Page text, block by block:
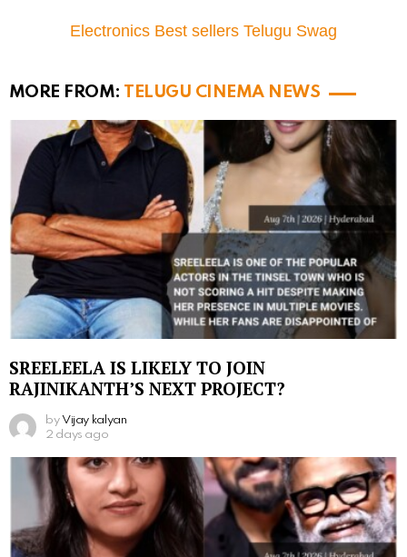
Electronics Best sellers Telugu Swag
MORE FROM: TELUGU CINEMA NEWS
SREELEELA IS LIKELY TO JOIN
RAJINIKANTH’S NEXT PROJECT?
by Vijay kalyan
2 days ago